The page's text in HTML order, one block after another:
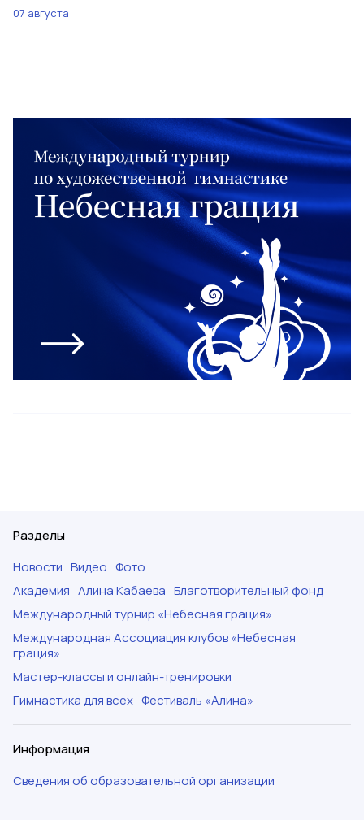
07 августа
Разделы
Новости Видео Фото
Академия Алина Кабаева Благотворительный фонд
Международный турнир «Небесная грация»
Международная Ассоциация клубов «Небесная
грация»
Мастер-классы и онлайн-тренировки
Гимнастика для всех Фестиваль «Алина»
Информация
Сведения об образовательной организации